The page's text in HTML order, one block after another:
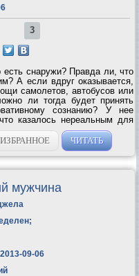
3
есть снаружи? Правда ли, что
А если вдруг оказывается,
самолетов, автобусов или
ли тогда будет принять
сознанию? У нее
казалось нереальным для
через границу миров.
ЧИТАТЬ
мужчина
;
2013-09-06